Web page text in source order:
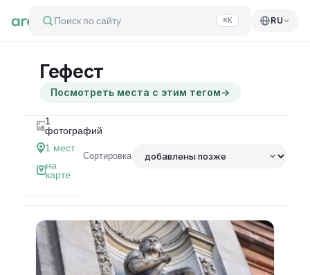
Поиск по сайту ⌘K RU
Гефест
Посмотреть места с этим тегом→
1
фотографий
1 мест
на
карте
Сортировка